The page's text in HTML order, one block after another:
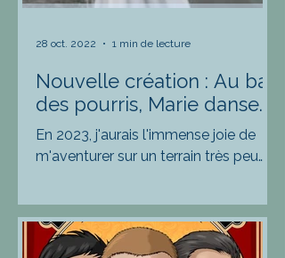
Nouvelle création : Au bal
des pourris, Marie danse...
En 2023, j'aurais l'immense joie de
m'aventurer sur un terrain très peu
28 oct. 2022 1 min de lecture